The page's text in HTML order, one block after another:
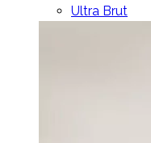
Ultra Brut